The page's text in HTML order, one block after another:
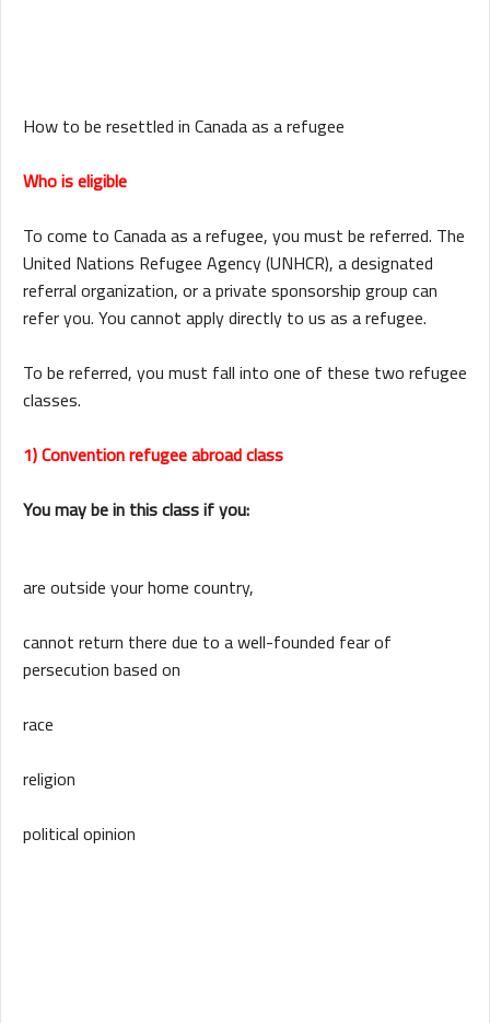
How to be resettled in Canada as a refugee
Who is eligible
To come to Canada as a refugee, you must be referred. The
United Nations Refugee Agency (UNHCR), a designated
referral organization, or a private sponsorship group can
refer you. You cannot apply directly to us as a refugee.
To be referred, you must fall into one of these two refugee
classes.
1) Convention refugee abroad class
You may be in this class if you:
are outside your home country,
cannot return there due to a well-founded fear of
persecution based on
race
religion
political opinion